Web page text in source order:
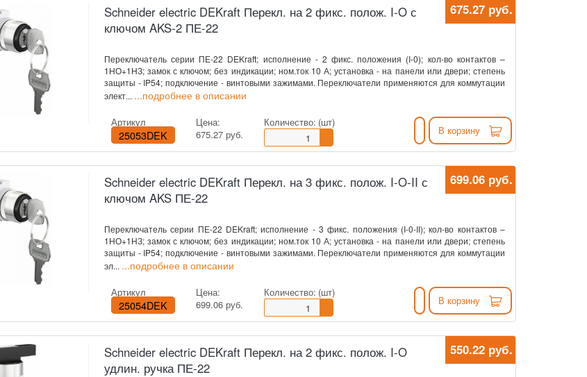
675.27 руб.
Schneider electric DEKraft Перекл. на 2 фикс. полож. I-O с
ключом AKS-2 ПЕ-22
Переключатель серии ПЕ-22 DEKraft; исполнение - 2 фикс. положения (I-0); кол-во контактов –
1НО+1НЗ; замок с ключом; без индикации; ном.ток 10 А; установка - на панели или двери; степень
защиты - IP54; подключение - винтовыми зажимами. Переключатели применяются для коммутации
элект... ...подробнее в описании
Артикул
25053DEK
Цена:
675.27 руб.
Количество: (шт)
В корзину
699.06 руб.
Schneider electric DEKraft Перекл. на 3 фикс. полож. I-O-II с
ключом AKS ПЕ-22
Переключатель серии ПЕ-22 DEKraft; исполнение - 3 фикс. положения (I-0-II); кол-во контактов –
1НО+1НЗ; замок с ключом; без индикации; ном.ток 10 А; установка - на панели или двери; степень
защиты - IP54; подключение - винтовыми зажимами. Переключатели применяются для коммутации
эл... ...подробнее в описании
Артикул
25054DEK
Цена:
699.06 руб.
Количество: (шт)
В корзину
550.22 руб.
Schneider electric DEKraft Перекл. на 2 фикс. полож. I-O
удлин. ручка ПЕ-22